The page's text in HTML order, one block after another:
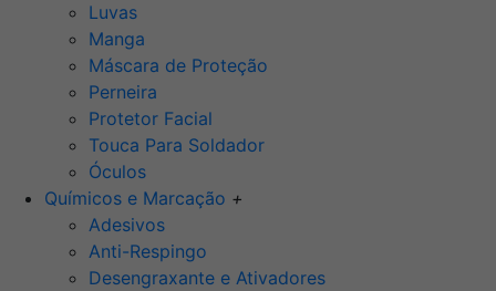
Luvas
Manga
Máscara de Proteção
Perneira
Protetor Facial
Touca Para Soldador
Óculos
Químicos e Marcação +
Adesivos
Anti-Respingo
Desengraxante e Ativadores